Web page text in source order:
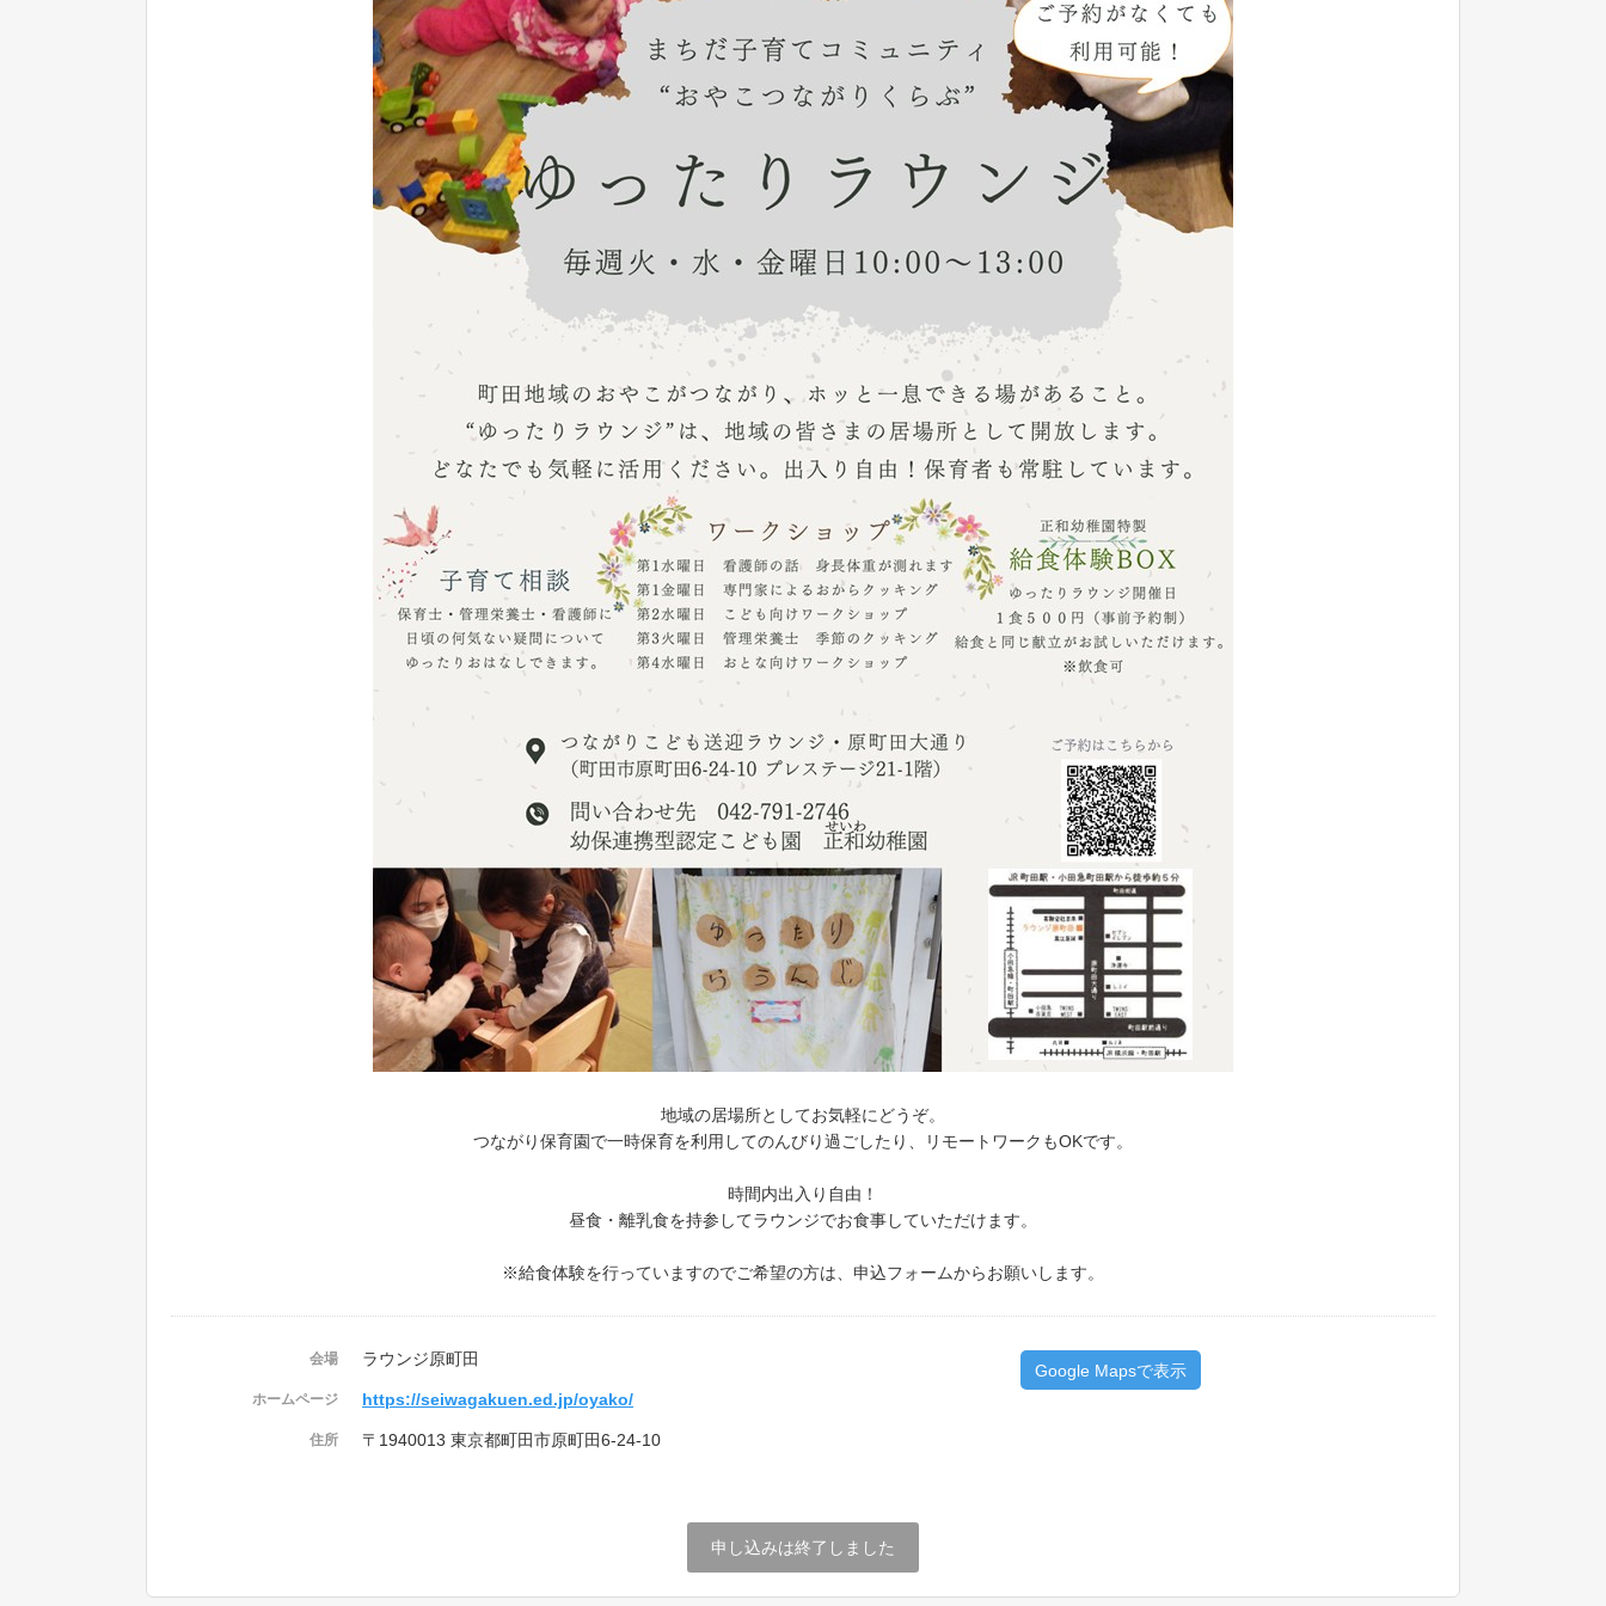
地域の居場所としてお気軽にどうぞ。
つながり保育園で一時保育を利用してのんびり過ごしたり、リモートワークもOKです。
時間内出入り自由！
昼食・離乳食を持参してラウンジでお食事していただけます。
※給食体験を行っていますのでご希望の方は、申込フォームからお願いします。
会場 ラウンジ原町田
ホームページ https://seiwagakuen.ed.jp/oyako/
住所 〒1940013 東京都町田市原町田6-24-10
Google Mapsで表示
申し込みは終了しました